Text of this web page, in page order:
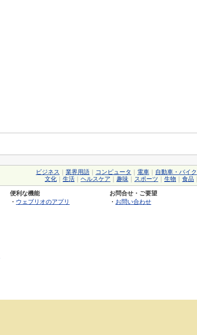
ビジネス 業界用語 コンピュータ 電車 自動車・バイク
文化
生活 ヘルスケア 趣味 スポーツ 生物 食品
便利な機能
・ ウェブリオのアプリ
お問合せ・ご要望
・ お問い合わせ